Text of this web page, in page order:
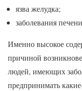
язва желудка;
заболевания
Именно высокое
причиной
людей, имеющих
предпринимать